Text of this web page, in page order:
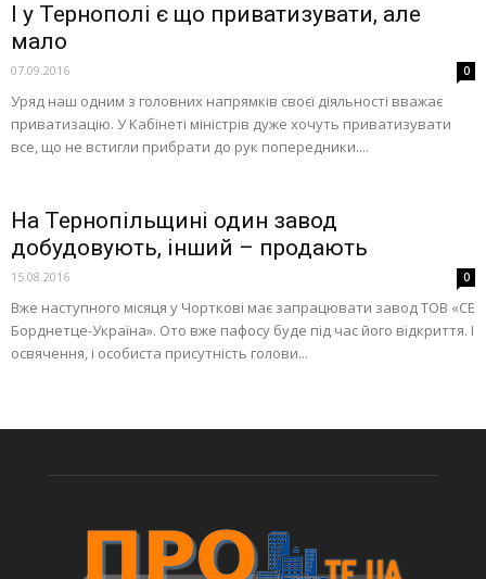
І у Тернополі є що приватизувати, але
мало
07.09.2016 0
Уряд наш одним з головних напрямків своєї діяльності вважає
приватизацію. У Кабінеті міністрів дуже хочуть приватизувати
все, що не встигли прибрати до рук попередники....
На Тернопільщині один завод
добудовують, інший – продають
15.08.2016 0
Вже наступного місяця у Чорткові має запрацювати завод ТОВ «СЕ
Борднетце-Україна». Ото вже пафосу буде під час його відкриття. І
освячення, і особиста присутність голови...